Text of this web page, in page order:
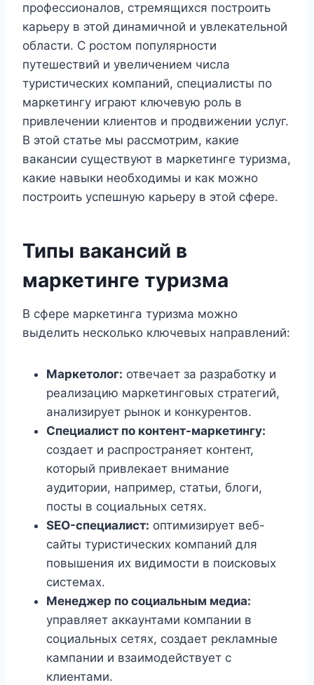
профессионалов, стремящихся построить
карьеру в этой динамичной и увлекательной
области. С ростом популярности
путешествий и увеличением числа
туристических компаний, специалисты по
маркетингу играют ключевую роль в
привлечении клиентов и продвижении услуг.
В этой статье мы рассмотрим, какие
вакансии существуют в маркетинге туризма,
какие навыки необходимы и как можно
построить успешную карьеру в этой сфере.
Типы вакансий в
маркетинге туризма
В сфере маркетинга туризма можно
выделить несколько ключевых направлений:
Маркетолог: отвечает за разработку и
реализацию маркетинговых стратегий,
анализирует рынок и конкурентов.
Специалист по контент-маркетингу:
создает и распространяет контент,
который привлекает внимание
аудитории, например, статьи, блоги,
посты в социальных сетях.
SEO-специалист: оптимизирует веб-
сайты туристических компаний для
повышения их видимости в поисковых
системах.
Менеджер по социальным медиа:
управляет аккаунтами компании в
социальных сетях, создает рекламные
кампании и взаимодействует с
клиентами.